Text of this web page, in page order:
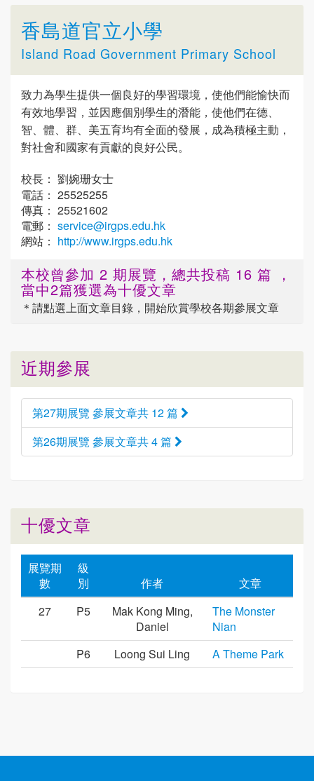
香島道官立小學
Island Road Government Primary School
致力為學生提供一個良好的學習環境，使他們能愉快而
有效地學習，並因應個別學生的潛能，使他們在德、
智、體、群、美五育均有全面的發展，成為積極主動，
對社會和國家有貢獻的良好公民。
校長： 劉婉珊女士
電話： 25525255
傳真： 25521602
電郵： service@irgps.edu.hk
網站： http://www.irgps.edu.hk
本校曾參加 2 期展覽，總共投稿 16 篇 ，
當中2篇獲選為十優文章
＊請點選上面文章目錄，開始欣賞學校各期參展文章
近期參展
第27期展覽 參展文章共 12 篇
第26期展覽 參展文章共 4 篇
十優文章
展覽期
數
級
別
作者
文章
27
P5
Mak Kong Ming,
Daniel
The Monster
Nian
P6
Loong Sui Ling A Theme Park